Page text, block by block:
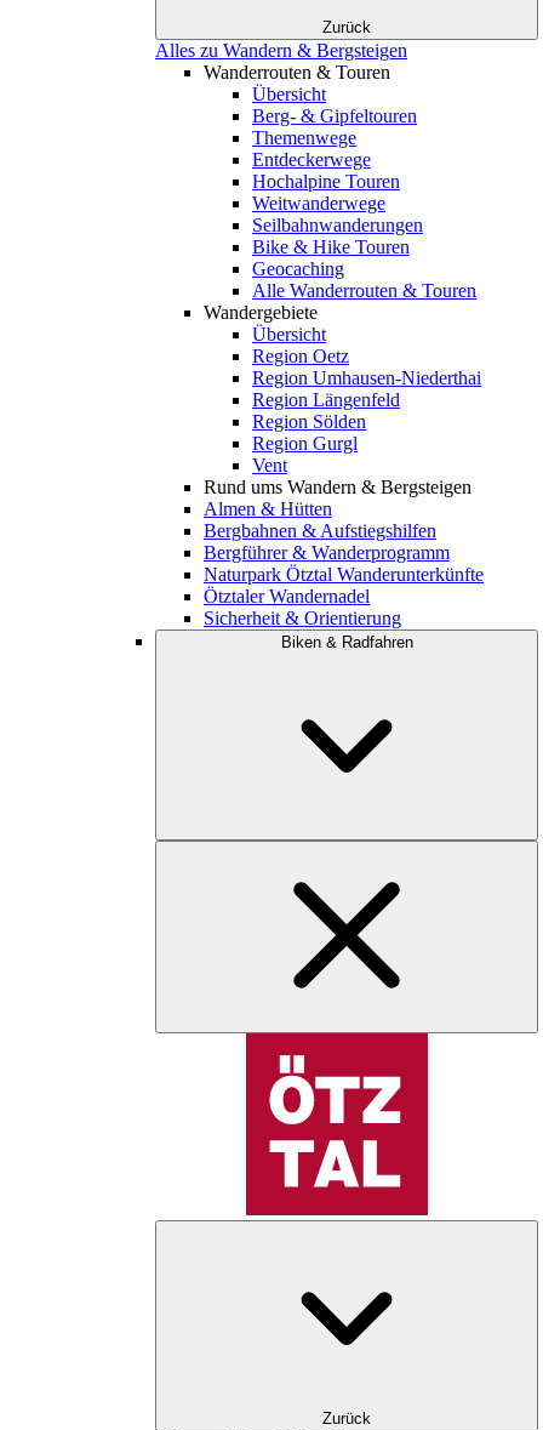
Zurück
Alles zu Wandern & Bergsteigen
Wanderrouten & Touren
Übersicht
Berg- & Gipfeltouren
Themenwege
Entdeckerwege
Hochalpine Touren
Weitwanderwege
Seilbahnwanderungen
Bike & Hike Touren
Geocaching
Alle Wanderrouten & Touren
Wandergebiete
Übersicht
Region Oetz
Region Umhausen-Niederthai
Region Längenfeld
Region Sölden
Region Gurgl
Vent
Rund ums Wandern & Bergsteigen
Almen & Hütten
Bergbahnen & Aufstiegshilfen
Bergführer & Wanderprogramm
Naturpark Ötztal Wanderunterkünfte
Ötztaler Wandernadel
Sicherheit & Orientierung
Biken & Radfahren
Zurück